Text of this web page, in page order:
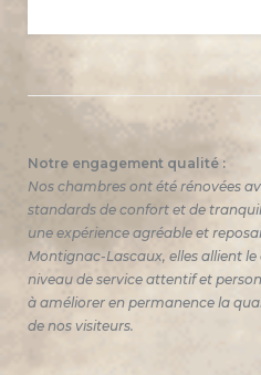
Notre engagement qualité :
Nos chambres ont été rénovées
standards de confort et de
une expérience agréable et
Montignac-Lascaux, elles allient
niveau de service attentif et
à améliorer en permanence la
de nos visiteurs.